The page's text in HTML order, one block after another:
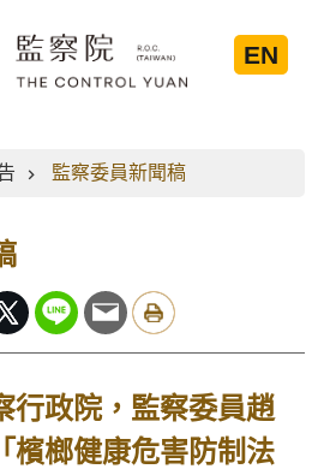
EN
監察委員新聞稿
行政院，監察委員趙
檳榔健康危害防制法